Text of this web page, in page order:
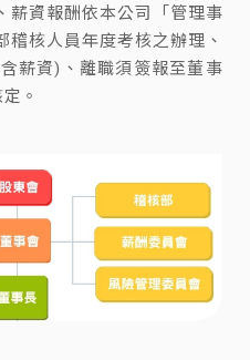
薪資報酬依本公司「管理事
核人員年度考核之辦理、
薪資)、離職須簽報至董事
。